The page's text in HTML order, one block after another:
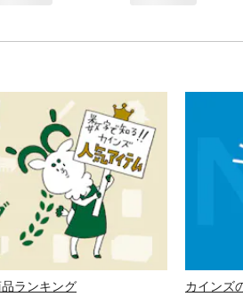
ランキング カインズ